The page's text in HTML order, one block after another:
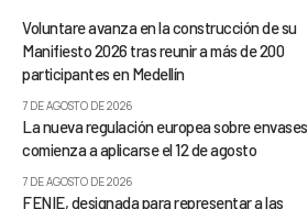
Voluntare avanza en la construcción de su
Manifiesto 2026 tras reunir a más de 200
participantes en Medellín
7 DE AGOSTO DE 2026
La nueva regulación europea sobre envases
comienza a aplicarse el 12 de agosto
7 DE AGOSTO DE 2026
FENIE, designada para representar a las